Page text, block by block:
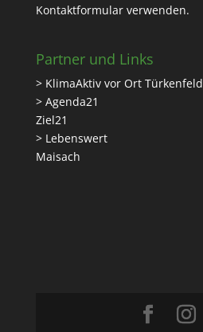
Kontaktformularverwenden.
Partner und Links
> KlimaAktiv vor Ort Türkenfeld
> Agenda21
Ziel21
> Lebenswert
Maisach